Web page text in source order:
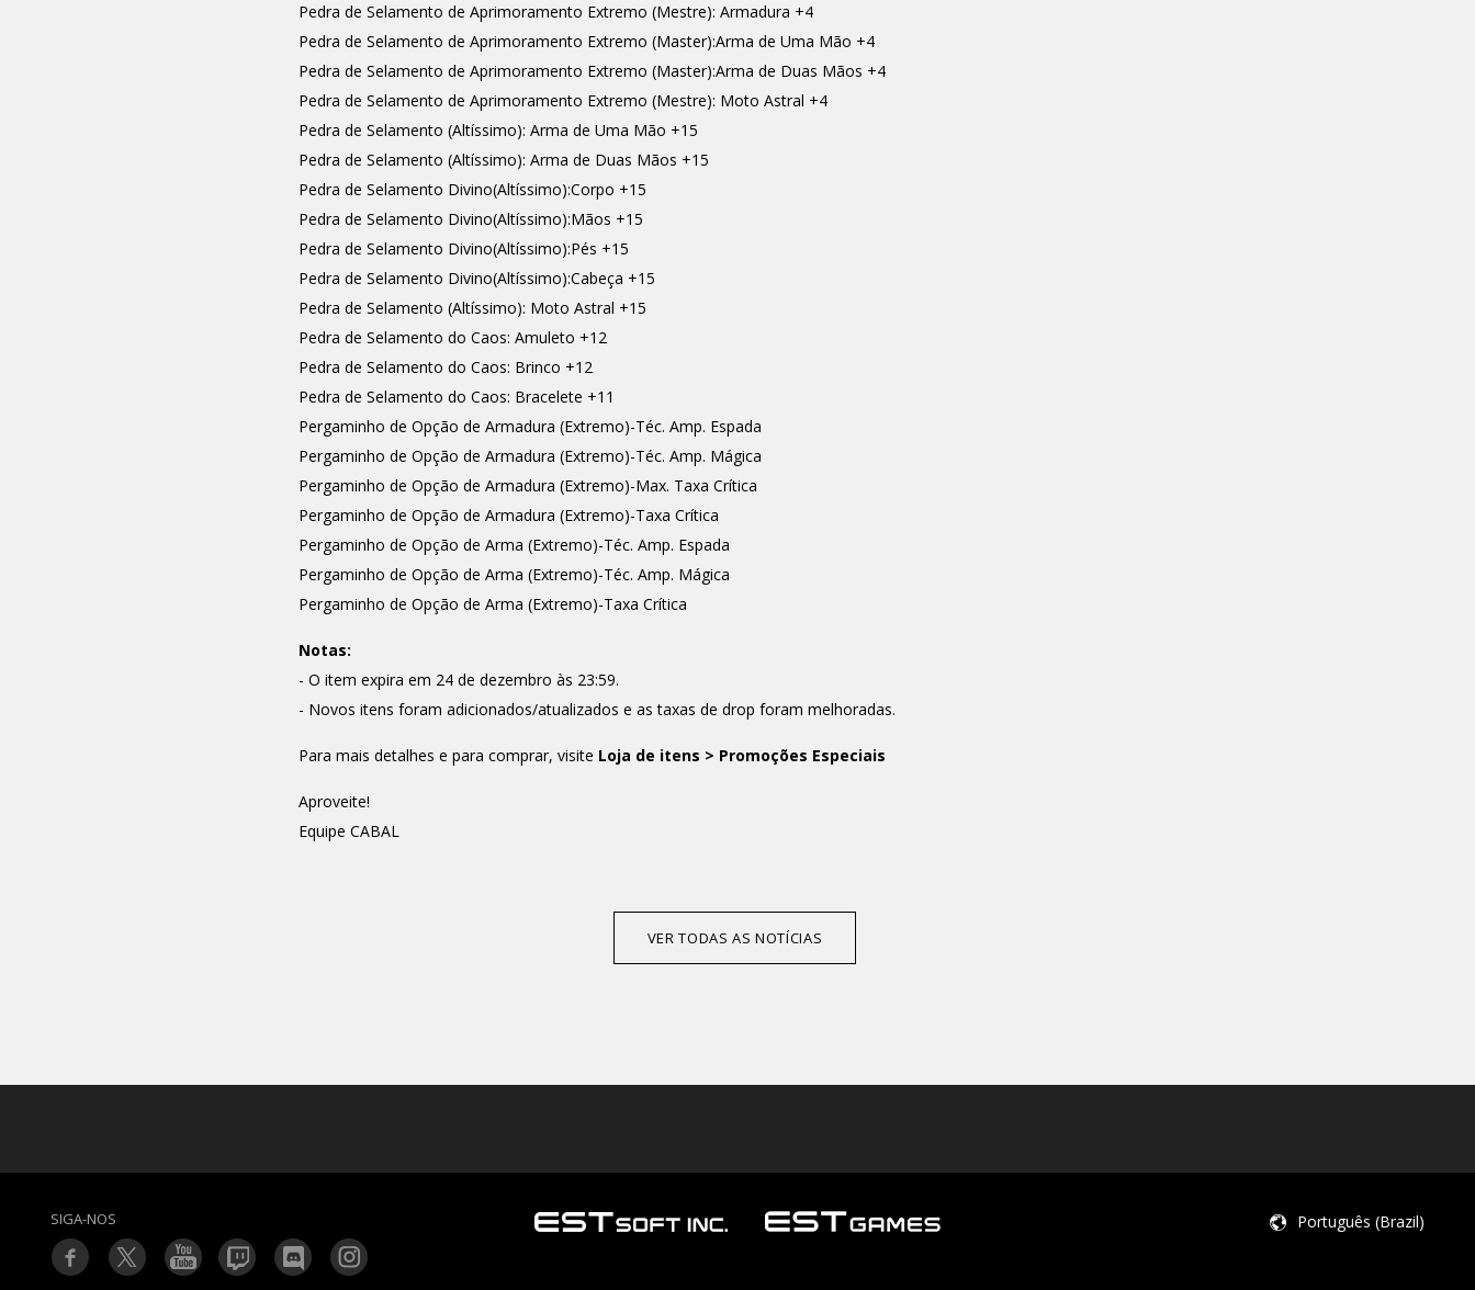
Pedra de Selamento de Aprimoramento Extremo (Mestre): Armadura +4
Pedra de Selamento de Aprimoramento Extremo (Master):Arma de Uma Mão +4
Pedra de Selamento de Aprimoramento Extremo (Master):Arma de Duas Mãos +4
Pedra de Selamento de Aprimoramento Extremo (Mestre): Moto Astral +4
Pedra de Selamento (Altíssimo): Arma de Uma Mão +15
Pedra de Selamento (Altíssimo): Arma de Duas Mãos +15
Pedra de Selamento Divino(Altíssimo):Corpo +15
Pedra de Selamento Divino(Altíssimo):Mãos +15
Pedra de Selamento Divino(Altíssimo):Pés +15
Pedra de Selamento Divino(Altíssimo):Cabeça +15
Pedra de Selamento (Altíssimo): Moto Astral +15
Pedra de Selamento do Caos: Amuleto +12
Pedra de Selamento do Caos: Brinco +12
Pedra de Selamento do Caos: Bracelete +11
Pergaminho de Opção de Armadura (Extremo)-Téc. Amp. Espada
Pergaminho de Opção de Armadura (Extremo)-Téc. Amp. Mágica
Pergaminho de Opção de Armadura (Extremo)-Max. Taxa Crítica
Pergaminho de Opção de Armadura (Extremo)-Taxa Crítica
Pergaminho de Opção de Arma (Extremo)-Téc. Amp. Espada
Pergaminho de Opção de Arma (Extremo)-Téc. Amp. Mágica
Pergaminho de Opção de Arma (Extremo)-Taxa Crítica
Notas:
- O item expira em 24 de dezembro às 23:59.
- Novos itens foram adicionados/atualizados e as taxas de drop foram melhoradas.
Para mais detalhes e para comprar, visite Loja de itens > Promoções Especiais
Aproveite!
Equipe CABAL
VER TODAS AS NOTÍCIAS
SIGA-NOS Português (Brazil)